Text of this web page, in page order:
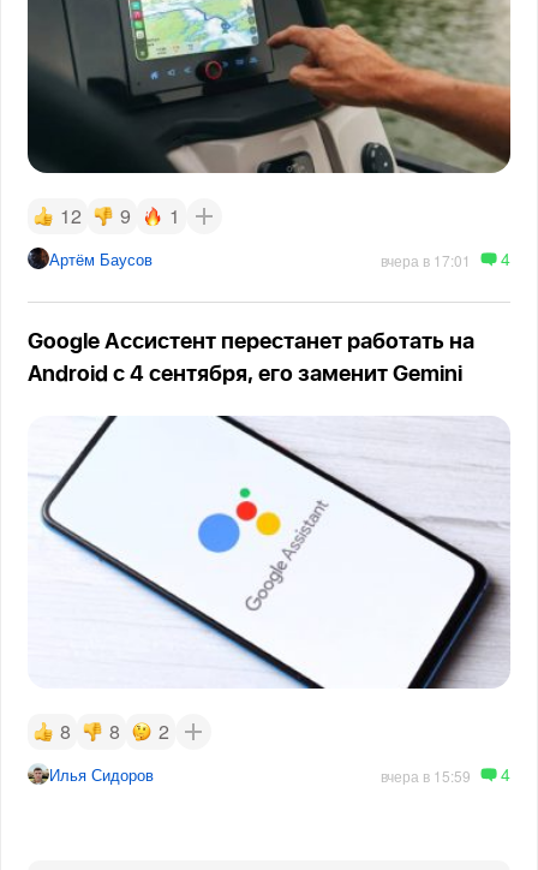
12 9 1
Артём Баусов вчера в 17:01 4
Google Ассистент перестанет работать на
Android с 4 сентября, его заменит Gemini
8 8 2
Илья Сидоров вчера в 15:59 4